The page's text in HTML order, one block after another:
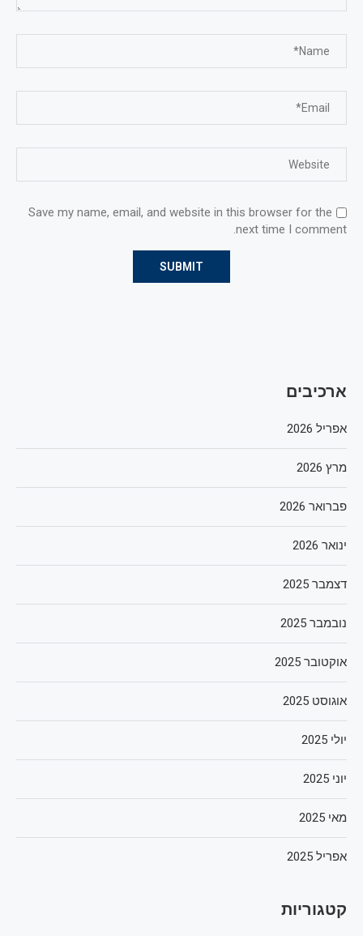
Save my name, email, and website in this browser for the
next time I comment.
ארכיבים
אפריל 2026
מרץ 2026
פברואר 2026
ינואר 2026
דצמבר 2025
נובמבר 2025
אוקטובר 2025
אוגוסט 2025
יולי 2025
יוני 2025
מאי 2025
אפריל 2025
קטגוריות